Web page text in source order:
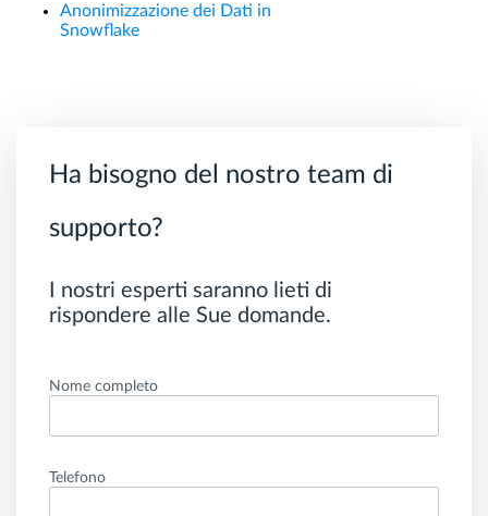
Anonimizzazione dei Dati in
Snowflake
Ha bisogno del nostro team di
supporto?
I nostri esperti saranno lieti di
rispondere alle Sue domande.
Nome completo
Telefono